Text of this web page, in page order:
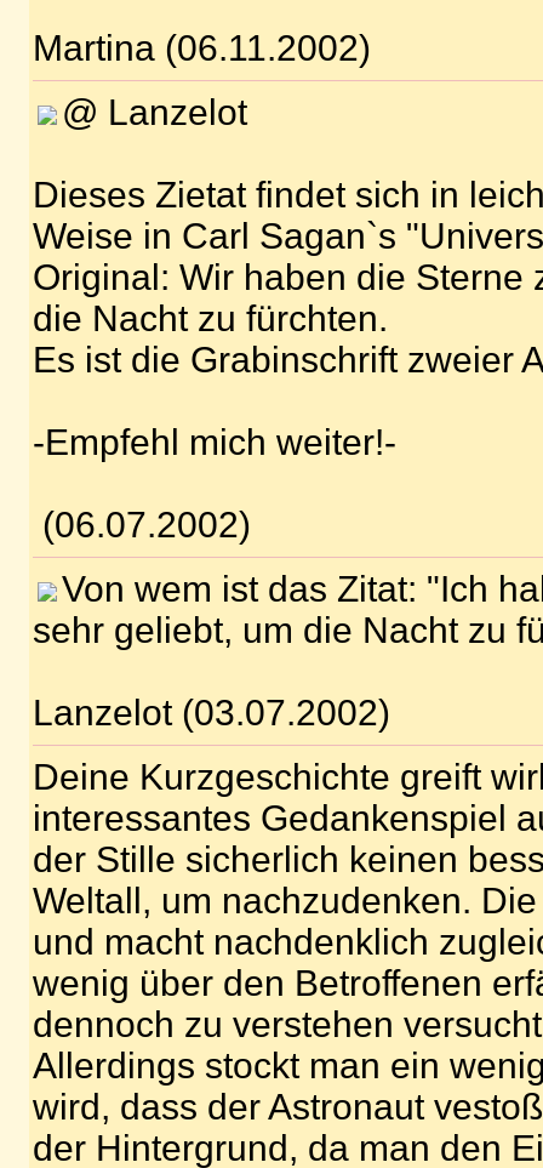
Martina (06.11.2002)
@ Lanzelot
Dieses Zietat findet sich in
Weise in Carl Sagan`s
Original: Wir haben die Sterne
die Nacht zu fürchten.
Es ist die Grabinschrift zweier
-Empfehl mich weiter!-
(06.07.2002)
Von wem ist das Zitat: "Ich
sehr geliebt, um die Nacht zu
Lanzelot (03.07.2002)
Deine Kurzgeschichte greift
interessantes Gedankenspiel
der Stille sicherlich keinen
Weltall, um nachzudenken.
und macht nachdenklich
wenig über den Betroffenen
dennoch zu verstehen
Allerdings stockt man ein
wird, dass der Astronaut
der Hintergrund, da man den